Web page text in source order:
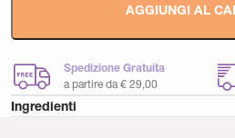
AGGIUNGI AL
Spedizione Gratuita
a partire da € 29,00
Ingredienti